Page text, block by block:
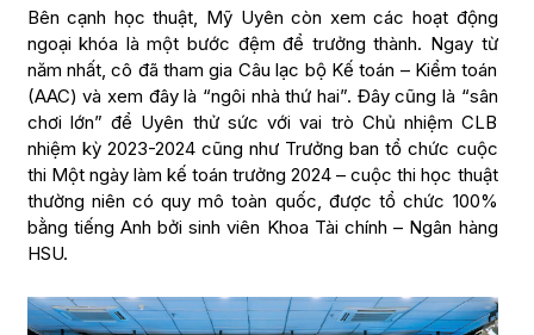
Bên cạnh học thuật, Mỹ Uyên còn xem các hoạt động
ngoại khóa là một bước đệm để trưởng thành. Ngay từ
năm nhất, cô đã tham gia Câu lạc bộ Kế toán – Kiểm toán
(AAC) và xem đây là “ngôi nhà thứ hai”. Đây cũng là “sân
chơi lớn” để Uyên thử sức với vai trò Chủ nhiệm CLB
nhiệm kỳ 2023-2024 cũng như Trưởng ban tổ chức cuộc
thi Một ngày làm kế toán trưởng 2024 – cuộc thi học thuật
thường niên có quy mô toàn quốc, được tổ chức 100%
bằng tiếng Anh bởi sinh viên Khoa Tài chính – Ngân hàng
HSU.